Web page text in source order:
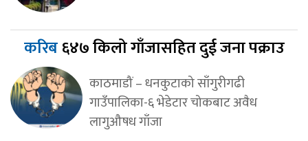
करिब६४७ किलो गाँजासहित दुई जना पक्राउ
काठमाडौं – धनकुटाको साँगुरीगढी
गाउँपालिका-६ भेडेटार चोकबाट अवैध
लागुऔषध गाँजा